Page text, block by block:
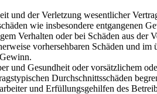
und der Verletzung wesentlicher
wie insbesondere entgangenen
Verhalten oder bei Schäden aus
vorhersehbaren Schäden und
Gesundheit oder vorsätzlichem
Durchschnittsschäden
und Erfüllungsgehilfen des